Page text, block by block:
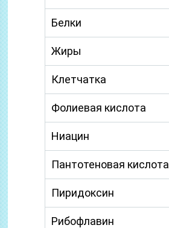
Белки
Жиры
Клетчатка
Фолиевая кислота
Ниацин
Пантотеновая кислота
Пиридоксин
Рибофлавин